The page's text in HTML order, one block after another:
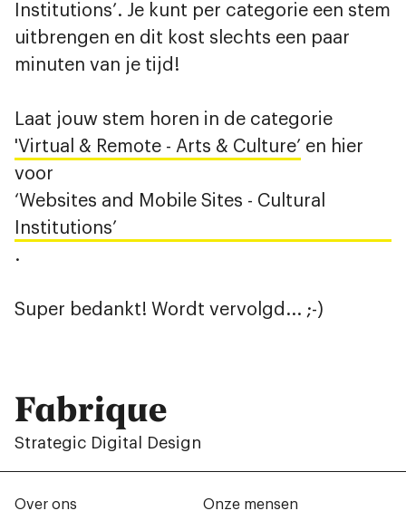
Institutions’. Je kunt per categorie een stem
uitbrengen en dit kost slechts een paar
minuten van je tijd!
Laat jouw stem horen in de categorie
'Virtual & Remote - Arts & Culture’ en hier
voor
‘Websites and Mobile Sites - Cultural
Institutions’
.
Super bedankt! Wordt vervolgd... ;-)
Fabrique
Strategic Digital Design
Over ons Onze mensen